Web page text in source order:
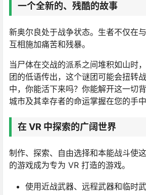
一个全新的、残酷的故事
新奥尔良处于战争状态。生者不仅在
互相施加痛苦和残暴。
当尸体在交战的派系之间堆积如山时
团的低语传出，这个谜团可能会扭转
中，你能活下来吗？你能解开这一切
城市及其幸存者的命运掌握在您的手中
在 VR 中探索的广阔世界
制作、探索、自由选择和本能战斗使
的游戏成为专为 VR 打造的游戏。
使用近战武器、远程武器和临时